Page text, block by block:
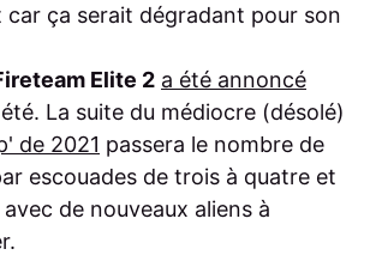
car ça serait dégradant pour son
Elite 2 a été annoncé
La suite du médiocre (désolé)
de 2021 passera le nombre de
escouades de trois à quatre et
de nouveaux aliens à